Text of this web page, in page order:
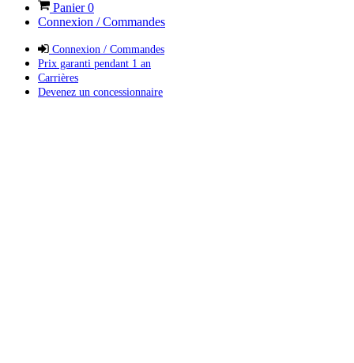
Panier0
Connexion / Commandes
Connexion / Commandes
Prix garanti pendant 1 an
Carrières
Devenez un concessionnaire